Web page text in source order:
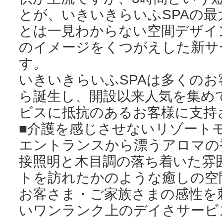
とが、いきいきらいふSPAの
とは一見わからない空間デザ
のイメージをくつがえした新
す。
いきいきらいふSPAは多くのお
ら誕生し、開設以来人気を集
ビスに抵抗のあるお客様に支
■介護を感じさせないリゾート
エントランスから漂うアロマ
接照明と木目調の落ち着いた
トを訪れたかのような癒しの
お客さま・ご家族さまの感性
いワンランク上のデイさサー